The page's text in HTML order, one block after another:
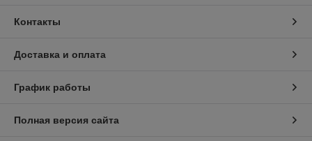
Контакты
Доставка и оплата
График работы
Полная версия сайта